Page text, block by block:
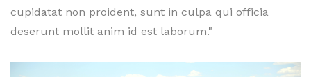
cupidatat non proident, sunt in culpa qui officia
deserunt mollit anim id est laborum."